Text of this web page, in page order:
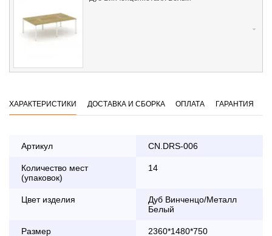
ХАРАКТЕРИСТИКИ ДОСТАВКА И СБОРКА ОПЛАТА ГАРАНТИЯ
Артикул CN.DRS-006
Количество мест
(упаковок)
14
Цвет изделия
Дуб Винченцо/Металл
Белый
Размер 2360*1480*750
По Москве в пределах МКАД осуществляется в будние
заказа банковской картой